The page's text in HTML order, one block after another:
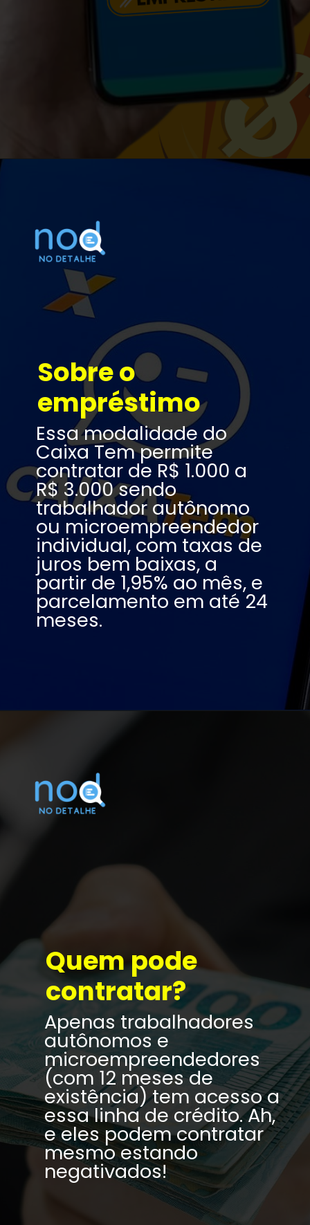
Essa modalidade do
Caixa Tem permite
contratar de R$ 1.000 a
R$ 3.000 sendo
trabalhador autônomo
ou microempreendedor
individual, com taxas de
juros bem baixas, a
partir de 1,95% ao mês, e
parcelamento em até 24
meses.
Sobre o
empréstimo
Apenas trabalhadores
autônomos e
microempreendedores
(com 12 meses de
existência) tem acesso a
essa linha de crédito. Ah,
e eles podem contratar
mesmo estando
negativados!
Quem pode
contratar?